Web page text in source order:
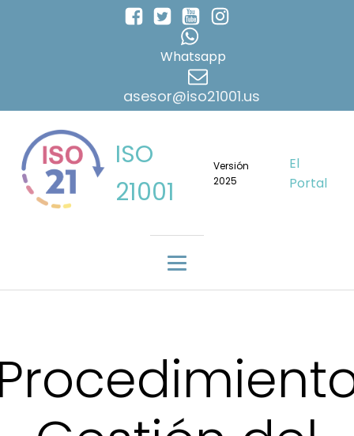
Whatsapp
asesor@iso21001.us
ISO
21001
Versión
2025
El
Portal